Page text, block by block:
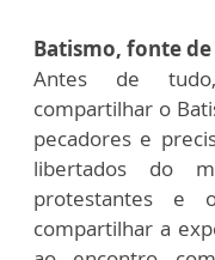
Batismo, fonte
Antes de
compartilhar o
pecadores e
libertados do
protestantes e
compartilhar a